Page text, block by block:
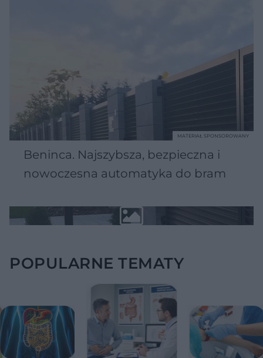
Beninca. Najszybsza, bezpieczna i
nowoczesna automatyka do bram
MATERIAŁ SPONSOROWANY
POPULARNE TEMATY